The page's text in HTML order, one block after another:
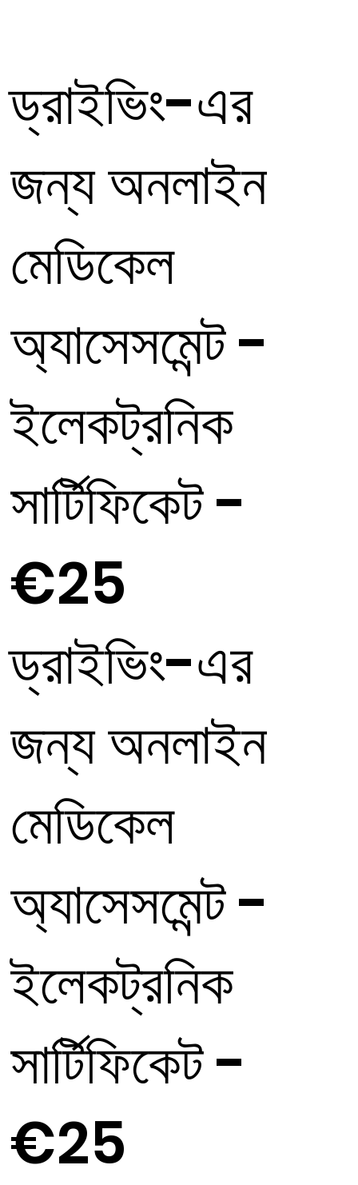
ড্রাইভিং-এর
জন্য অনলাইন
মেডিকেল
অ্যাসেসমেন্ট -
ইলেকট্রনিক
সার্টিফিকেট -
€25
ড্রাইভিং-এর
জন্য অনলাইন
মেডিকেল
অ্যাসেসমেন্ট -
ইলেকট্রনিক
সার্টিফিকেট -
€25